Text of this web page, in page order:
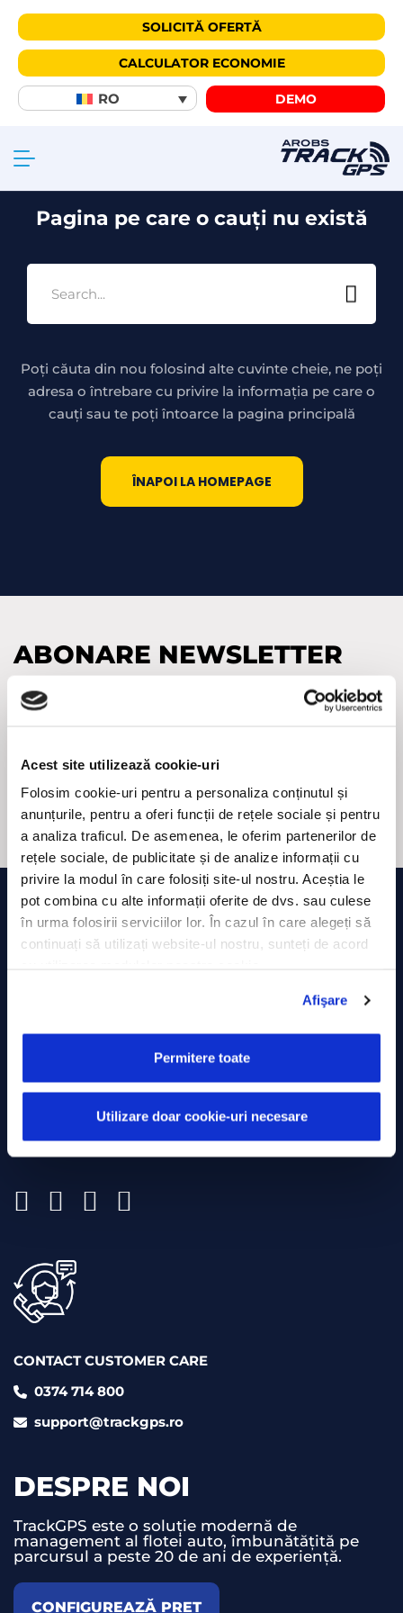
Acest site utilizează cookie-uri
Folosim cookie-uri pentru a personaliza conținutul și
anunțurile, pentru a oferi funcții de rețele sociale și pentru
a analiza traficul. De asemenea, le oferim partenerilor de
rețele sociale, de publicitate și de analize informații cu
privire la modul în care folosiți site-ul nostru. Aceștia le
pot combina cu alte informații oferite de dvs. sau culese
în urma folosirii serviciilor lor. În cazul în care alegeți să
continuați să utilizați website-ul nostru, sunteți de acord
Afişare
Permitere toate
Utilizare doar cookie-uri necesare
SOLICITĂ OFERTĂ
CALCULATOR ECONOMIE
RO DEMO
404
Pagina pe care o cauți nu există
Poți căuta din nou folosind alte cuvinte cheie, ne poți
adresa o întrebare cu privire la informația pe care o
cauți sau te poți întoarce la pagina principală
ÎNAPOI LA HOMEPAGE
ABONARE NEWSLETTER
Adresa
CAPTCHA
Strada Minerilor, Nr. 63,
Cluj-Napoca
0374 714 805
presales@trackgps.ro
CONTACT CUSTOMER CARE
0374 714 800
support@trackgps.ro
DESPRE NOI
TrackGPS este o soluție modernă de
management al flotei auto, îmbunătățită pe
parcursul a peste 20 de ani de experiență.
CONFIGUREAZĂ PREȚ